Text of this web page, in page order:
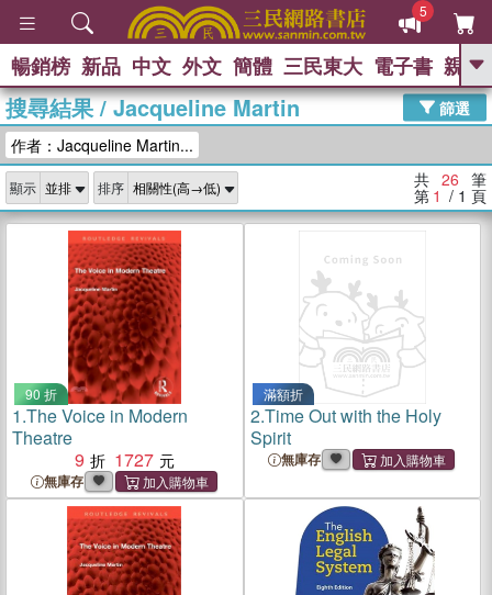
5
GO
暢銷榜 新品 中文 外文 簡體 三民東大 電子書 親子
搜尋結果/Jacqueline Martin
篩選
作者：Jacqueline Martin...
顯示 排序 共 26 筆
第 1 / 1 頁
90 折
1.The Voice in Modern
Theatre
9
1727
無庫存
滿額折
2.Time Out with the Holy
Spirit
無庫存